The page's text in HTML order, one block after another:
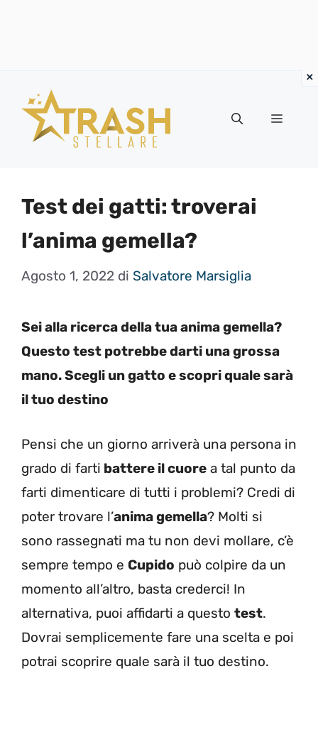
contenuto
Menu
Test dei gatti: troverai
l’anima gemella?
Agosto 1, 2022 di Salvatore Marsiglia
Sei alla ricerca della tua anima gemella?
Questo test potrebbe darti una grossa
mano. Scegli un gatto e scopri quale sarà
il tuo destino
Pensi che un giorno arriverà una persona in
grado di farti battere il cuore a tal punto da
farti dimenticare di tutti i problemi? Credi di
poter trovare l’anima gemella? Molti si
sono rassegnati ma tu non devi mollare, c’è
sempre tempo e Cupido può colpire da un
momento all’altro, basta crederci! In
alternativa, puoi affidarti a questo test.
Dovrai semplicemente fare una scelta e poi
potrai scoprire quale sarà il tuo destino.